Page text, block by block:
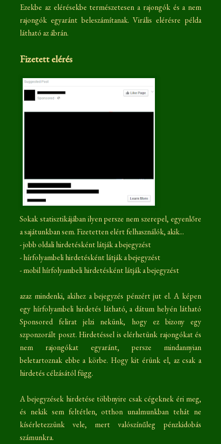
Ezekbe az elérésekbe természetesen a rajongók és a nem
rajongók egyaránt beleszámítanak. Virális elérésre példa
látható az ábrán.
Fizetett elérés
Sokak statisztikájában ilyen persze nem szerepel, egyenlőre
a sajátunkban sem. Fizetetten elért felhasználók, akik...
- jobb oldali hirdetésként látják a bejegyzést
- hírfolyambeli hirdetésként látják a bejegyzést
- mobil hírfolyambeli hirdetésként látják a bejegyzést
azaz mindenki, akihez a bejegyzés pénzért jut el. A képen
egy hírfolyambeli hirdetés látható, a dátum helyén látható
Sponsored felirat jelzi nekünk, hogy ez bizony egy
szponzorált poszt. Hirdetéssel is elérhetünk rajongókat és
nem rajongókat egyaránt, persze mindannyian
beletartoznak ebbe a körbe. Hogy kit érünk el, az csak a
hirdetés célzásától függ.
A bejegyzések hirdetése többnyire csak cégeknek éri meg,
és nekik sem feltétlen, otthon unalmunkban tehát ne
kísérletezzünk vele, mert valószínűleg pénzkidobás
számunkra.